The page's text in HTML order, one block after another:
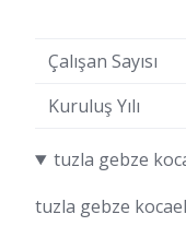
Çalışan Sayısı
Kuruluş Yılı
tuzla gebze
tuzla gebze